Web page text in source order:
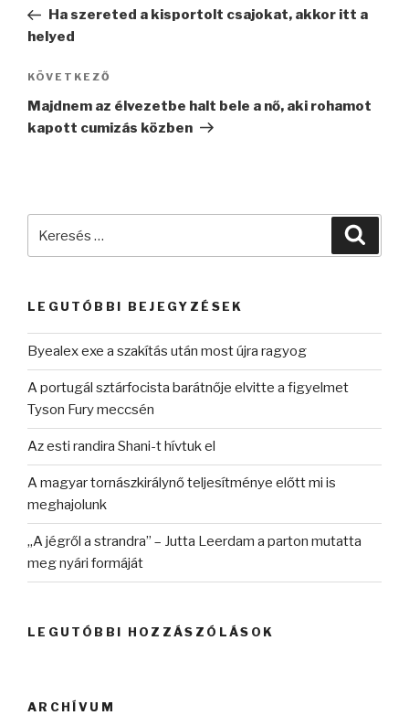
bejegyzés
Ha szereted a kisportolt csajokat, akkor itt a
helyed
Következő
bejegyzés
KÖVETKEZŐ
Majdnem az élvezetbe halt bele a nő, aki rohamot
kapott cumizás közben
LEGUTÓBBI BEJEGYZÉSEK
Byealex exe a szakítás után most újra ragyog
A portugál sztárfocista barátnője elvitte a figyelmet
Tyson Fury meccsén
Az esti randira Shani-t hívtuk el
A magyar tornászkirálynő teljesítménye előtt mi is
meghajolunk
„A jégről a strandra” – Jutta Leerdam a parton mutatta
meg nyári formáját
LEGUTÓBBI HOZZÁSZÓLÁSOK
ARCHÍVUM